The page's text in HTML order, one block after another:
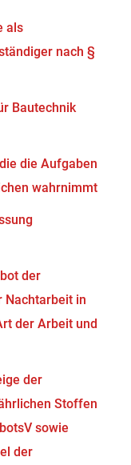
als
nach §
Bautechnik
die Aufgaben
wahrnimmt
der
Nachtarbeit in
der Arbeit und
der
Stoffen
sowie
der